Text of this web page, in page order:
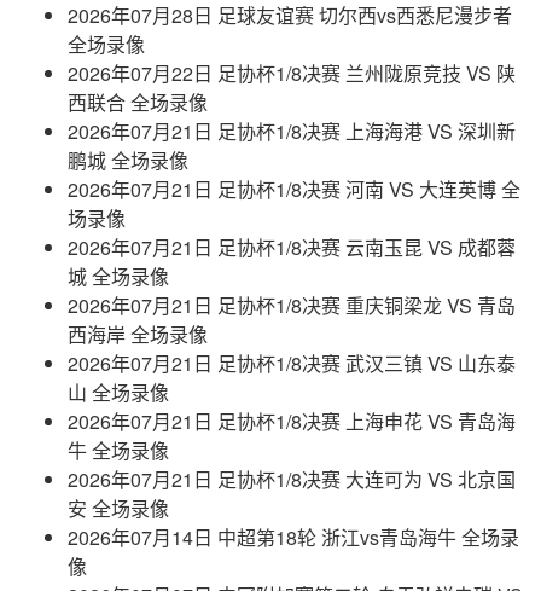
2026年07月28日 足球友谊赛 切尔西vs西悉尼漫步者
全场录像
2026年07月22日 足协杯1/8决赛 兰州陇原竞技 VS 陕
西联合 全场录像
2026年07月21日 足协杯1/8决赛 上海海港 VS 深圳新
鹏城 全场录像
2026年07月21日 足协杯1/8决赛 河南 VS 大连英博 全
场录像
2026年07月21日 足协杯1/8决赛 云南玉昆 VS 成都蓉
城 全场录像
2026年07月21日 足协杯1/8决赛 重庆铜梁龙 VS 青岛
西海岸 全场录像
2026年07月21日 足协杯1/8决赛 武汉三镇 VS 山东泰
山 全场录像
2026年07月21日 足协杯1/8决赛 上海申花 VS 青岛海
牛 全场录像
2026年07月21日 足协杯1/8决赛 大连可为 VS 北京国
安 全场录像
2026年07月14日 中超第18轮 浙江vs青岛海牛 全场录
像